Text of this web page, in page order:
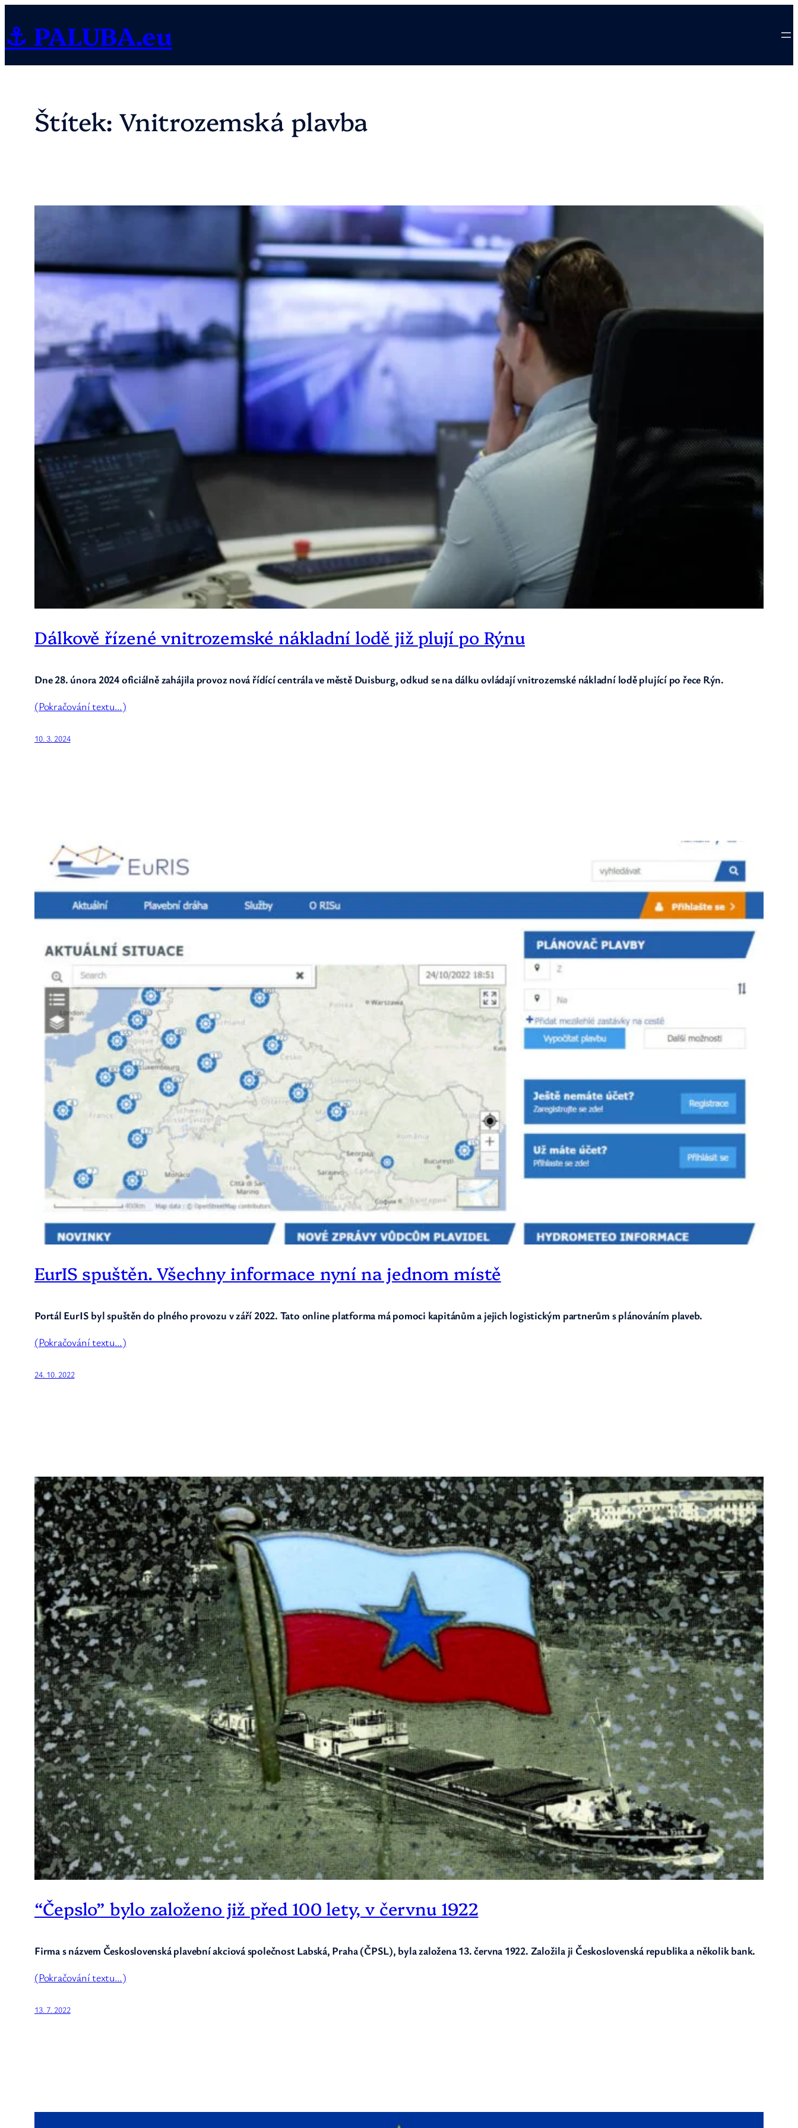
na
obsah
⚓ PALUBA.eu
Štítek:Vnitrozemská plavba
Dálkově řízené vnitrozemské nákladní lodě již plují po Rýnu
Dne 28. února 2024 oficiálně zahájila provoz nová řídící centrála ve městě Duisburg, odkud se na dálku ovládají vnitrozemské nákladní lodě plující po řece Rýn.
(Pokračování textu…)
10. 3. 2024
EurIS spuštěn. Všechny informace nyní na jednom místě
Portál EurIS byl spuštěn do plného provozu v září 2022. Tato online platforma má pomoci kapitánům a jejich logistickým partnerům s plánováním plaveb.
(Pokračování textu…)
24. 10. 2022
“Čepslo” bylo založeno již před 100 lety, v červnu 1922
Firma s názvem Československá plavební akciová společnost Labská, Praha (ČPSL), byla založena 13. června 1922. Založila ji Československá republika a několik bank.
(Pokračování textu…)
13. 7. 2022